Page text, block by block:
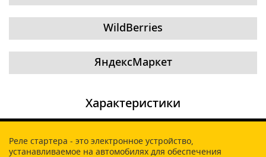
WildBerries
ЯндексМаркет
Характеристики
Реле стартера - это электронное устройство,
устанавливаемое на автомобилях для обеспечения